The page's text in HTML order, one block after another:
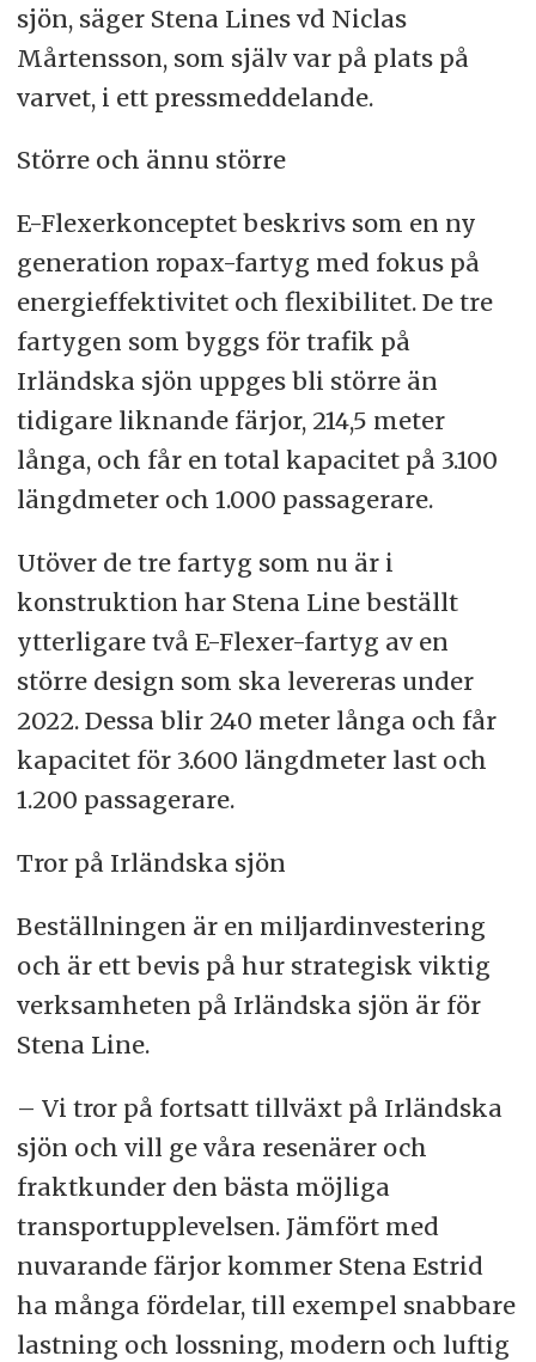
sjön, säger Stena Lines vd Niclas
Mårtensson, som själv var på plats på
varvet, i ett pressmeddelande.
Större och ännu större
E-Flexerkonceptet beskrivs som en ny
generation ropax-fartyg med fokus på
energieffektivitet och flexibilitet. De tre
fartygen som byggs för trafik på
Irländska sjön uppges bli större än
tidigare liknande färjor, 214,5 meter
långa, och får en total kapacitet på 3.100
längdmeter och 1.000 passagerare.
Utöver de tre fartyg som nu är i
konstruktion har Stena Line beställt
ytterligare två E-Flexer-fartyg av en
större design som ska levereras under
2022. Dessa blir 240 meter långa och får
kapacitet för 3.600 längdmeter last och
1.200 passagerare.
Tror på Irländska sjön
Beställningen är en miljardinvestering
och är ett bevis på hur strategisk viktig
verksamheten på Irländska sjön är för
Stena Line.
– Vi tror på fortsatt tillväxt på Irländska
sjön och vill ge våra resenärer och
fraktkunder den bästa möjliga
transportupplevelsen. Jämfört med
nuvarande färjor kommer Stena Estrid
ha många fördelar, till exempel snabbare
lastning och lossning, modern och luftig